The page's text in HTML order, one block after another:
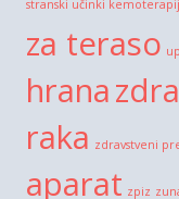
stranski učinki
za teraso
hrana
raka zdravstveni
aparat zpiz